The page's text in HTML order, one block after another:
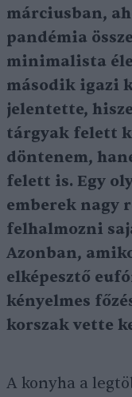
márciusban,
pandémia
minimalista
második igazi
jelentette,
tárgyak felett
döntenem,
felett is. Egy
emberek nagy
felhalmozni
Azonban,
elképesztő
kényelmes
korszak vette
A konyha a